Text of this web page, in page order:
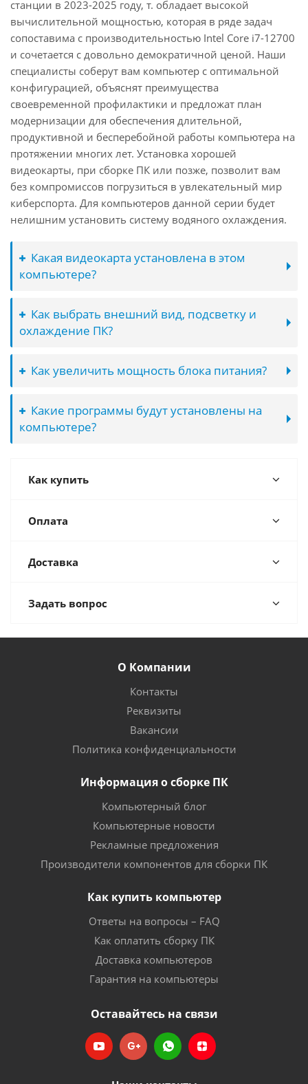
станции в 2023-2025 году, т. обладает высокой
вычислительной мощностью, которая в ряде задач
сопоставима с производительностью Intel Core i7-12700
и сочетается с довольно демократичной ценой. Наши
специалисты соберут вам компьютер с оптимальной
конфигурацией, объяснят преимущества
своевременной профилактики и предложат план
модернизации для обеспечения длительной,
продуктивной и бесперебойной работы компьютера на
протяжении многих лет. Установка хорошей
видеокарты, при сборке ПК или позже, позволит вам
без компромиссов погрузиться в увлекательный мир
киберспорта. Для компьютеров данной серии будет
нелишним установить систему водяного охлаждения.
Какая видеокарта установлена в этом
компьютере?
Как выбрать внешний вид, подсветку и
охлаждение ПК?
Как увеличить мощность блока питания?
Какие программы будут установлены на
компьютере?
Как купить
Оплата
Доставка
Задать вопрос
О Компании
Контакты
Реквизиты
Вакансии
Политика конфиденциальности
Информация о сборке ПК
Компьютерный блог
Компьютерные новости
Рекламные предложения
Производители компонентов для сборки ПК
Как купить компьютер
Ответы на вопросы – FAQ
Как оплатить сборку ПК
Доставка компьютеров
Гарантия на компьютеры
Оставайтесь на связи